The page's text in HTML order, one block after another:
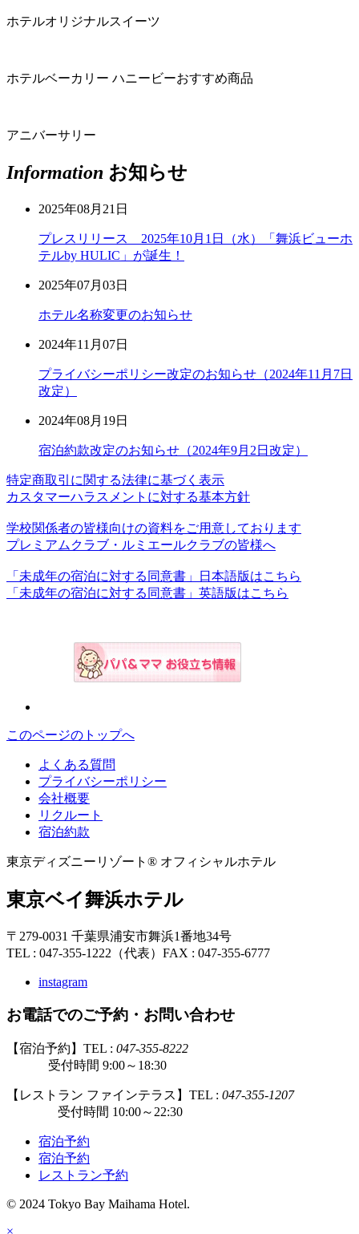
ホテルオリジナルスイーツ
ホテルベーカリー ハニービーおすすめ商品
アニバーサリー
Information お知らせ
2025年08月21日
プレスリリース 2025年10月1日（水）「舞浜ビューホ
テルby HULIC」が誕生！
2025年07月03日
ホテル名称変更のお知らせ
2024年11月07日
プライバシーポリシー改定のお知らせ（2024年11月7日
改定）
2024年08月19日
宿泊約款改定のお知らせ（2024年9月2日改定）
特定商取引に関する法律に基づく表示
カスタマーハラスメントに対する基本方針
学校関係者の皆様向けの資料をご用意しております
プレミアムクラブ・ルミエールクラブの皆様へ
「未成年の宿泊に対する同意書」日本語版はこちら
「未成年の宿泊に対する同意書」英語版はこちら
このページのトップへ
よくある質問
プライバシーポリシー
会社概要
リクルート
宿泊約款
東京ディズニーリゾート® オフィシャルホテル
東京ベイ舞浜ホテル
〒279-0031 千葉県浦安市舞浜1番地34号
TEL : 047-355-1222（代表） FAX : 047-355-6777
instagram
お電話でのご予約・お問い合わせ
【宿泊予約】TEL : 047-355-8222
受付時間 9:00～18:30
【レストラン ファインテラス】TEL : 047-355-1207
受付時間 10:00～22:30
宿泊予約
宿泊予約
レストラン予約
© 2024 Tokyo Bay Maihama Hotel.
×